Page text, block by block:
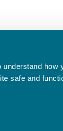
safe and